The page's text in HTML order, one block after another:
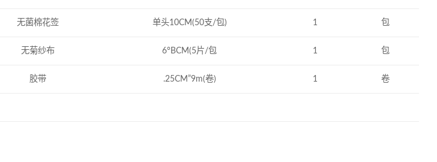
无菌棉花签 单头10CM(50支/包) 1 包
无菊纱布 6°BCM(5片/包 1 包
胶带 .25CM”9m(卷) 1 卷